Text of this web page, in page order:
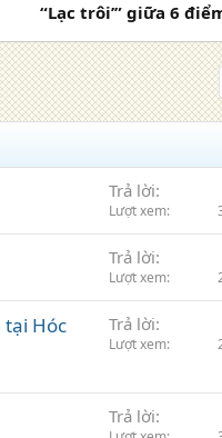
“Lạc trôi’” giữa 6
Trả lời
Lượt xem
Trả lời
Lượt xem
Hóc
Trả lời
Lượt xem
Trả lời